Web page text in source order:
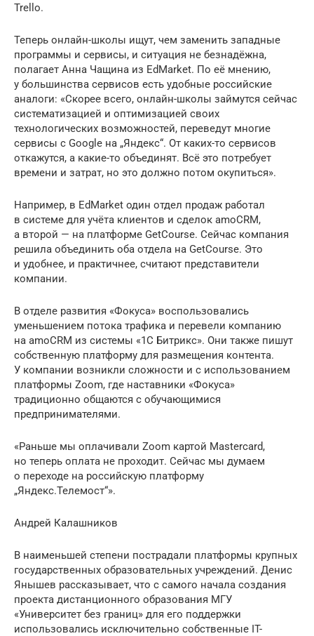
Trello.
Теперь онлайн-школы ищут, чем заменить западные
программы и сервисы, и ситуация не безнадёжна,
полагает Анна Чащина из EdMarket. По её мнению,
у большинства сервисов есть удобные российские
аналоги: «Скорее всего, онлайн-школы займутся сейчас
систематизацией и оптимизацией своих
технологических возможностей, переведут многие
сервисы с Google на „Яндекс“. От каких-то сервисов
откажутся, а какие-то объединят. Всё это потребует
времени и затрат, но это должно потом окупиться».
Например, в EdMarket один отдел продаж работал
в системе для учёта клиентов и сделок amoCRM,
а второй — на платформе GetCourse. Сейчас компания
решила объединить оба отдела на GetCourse. Это
и удобнее, и практичнее, считают представители
компании.
В отделе развития «Фокуса» воспользовались
уменьшением потока трафика и перевели компанию
на amoCRM из системы «1С Битрикс». Они также пишут
собственную платформу для размещения контента.
У компании возникли сложности и с использованием
платформы Zoom, где наставники «Фокуса»
традиционно общаются с обучающимися
предпринимателями.
«Раньше мы оплачивали Zoom картой Mastercard,
но теперь оплата не проходит. Сейчас мы думаем
о переходе на российскую платформу
„Яндекс.Телемост“».
Андрей Калашников
В наименьшей степени пострадали платформы крупных
государственных образовательных учреждений. Денис
Янышев рассказывает, что с самого начала создания
проекта дистанционного образования МГУ
«Университет без границ» для его поддержки
использовались исключительно собственные IT-